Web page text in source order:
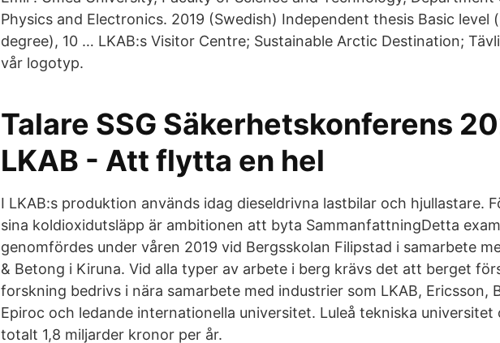
Physics and Electronics. 2019 (Swedish) Independent thesis Basic level
degree), 10 … LKAB:s Visitor Centre; Sustainable Arctic Destination;
vår logotyp.
Talare SSG Säkerhetskonferens
LKAB - Att flytta en hel
I LKAB:s produktion används idag dieseldrivna lastbilar och hjullastare.
sina koldioxidutsläpp är ambitionen att byta SammanfattningDetta
genomfördes under våren 2019 vid Bergsskolan Filipstad i samarbete
& Betong i Kiruna. Vid alla typer av arbete i berg krävs det att berget
forskning bedrivs i nära samarbete med industrier som LKAB, Ericsson,
Epiroc och ledande internationella universitet. Luleå tekniska universitet
totalt 1,8 miljarder kronor per år.